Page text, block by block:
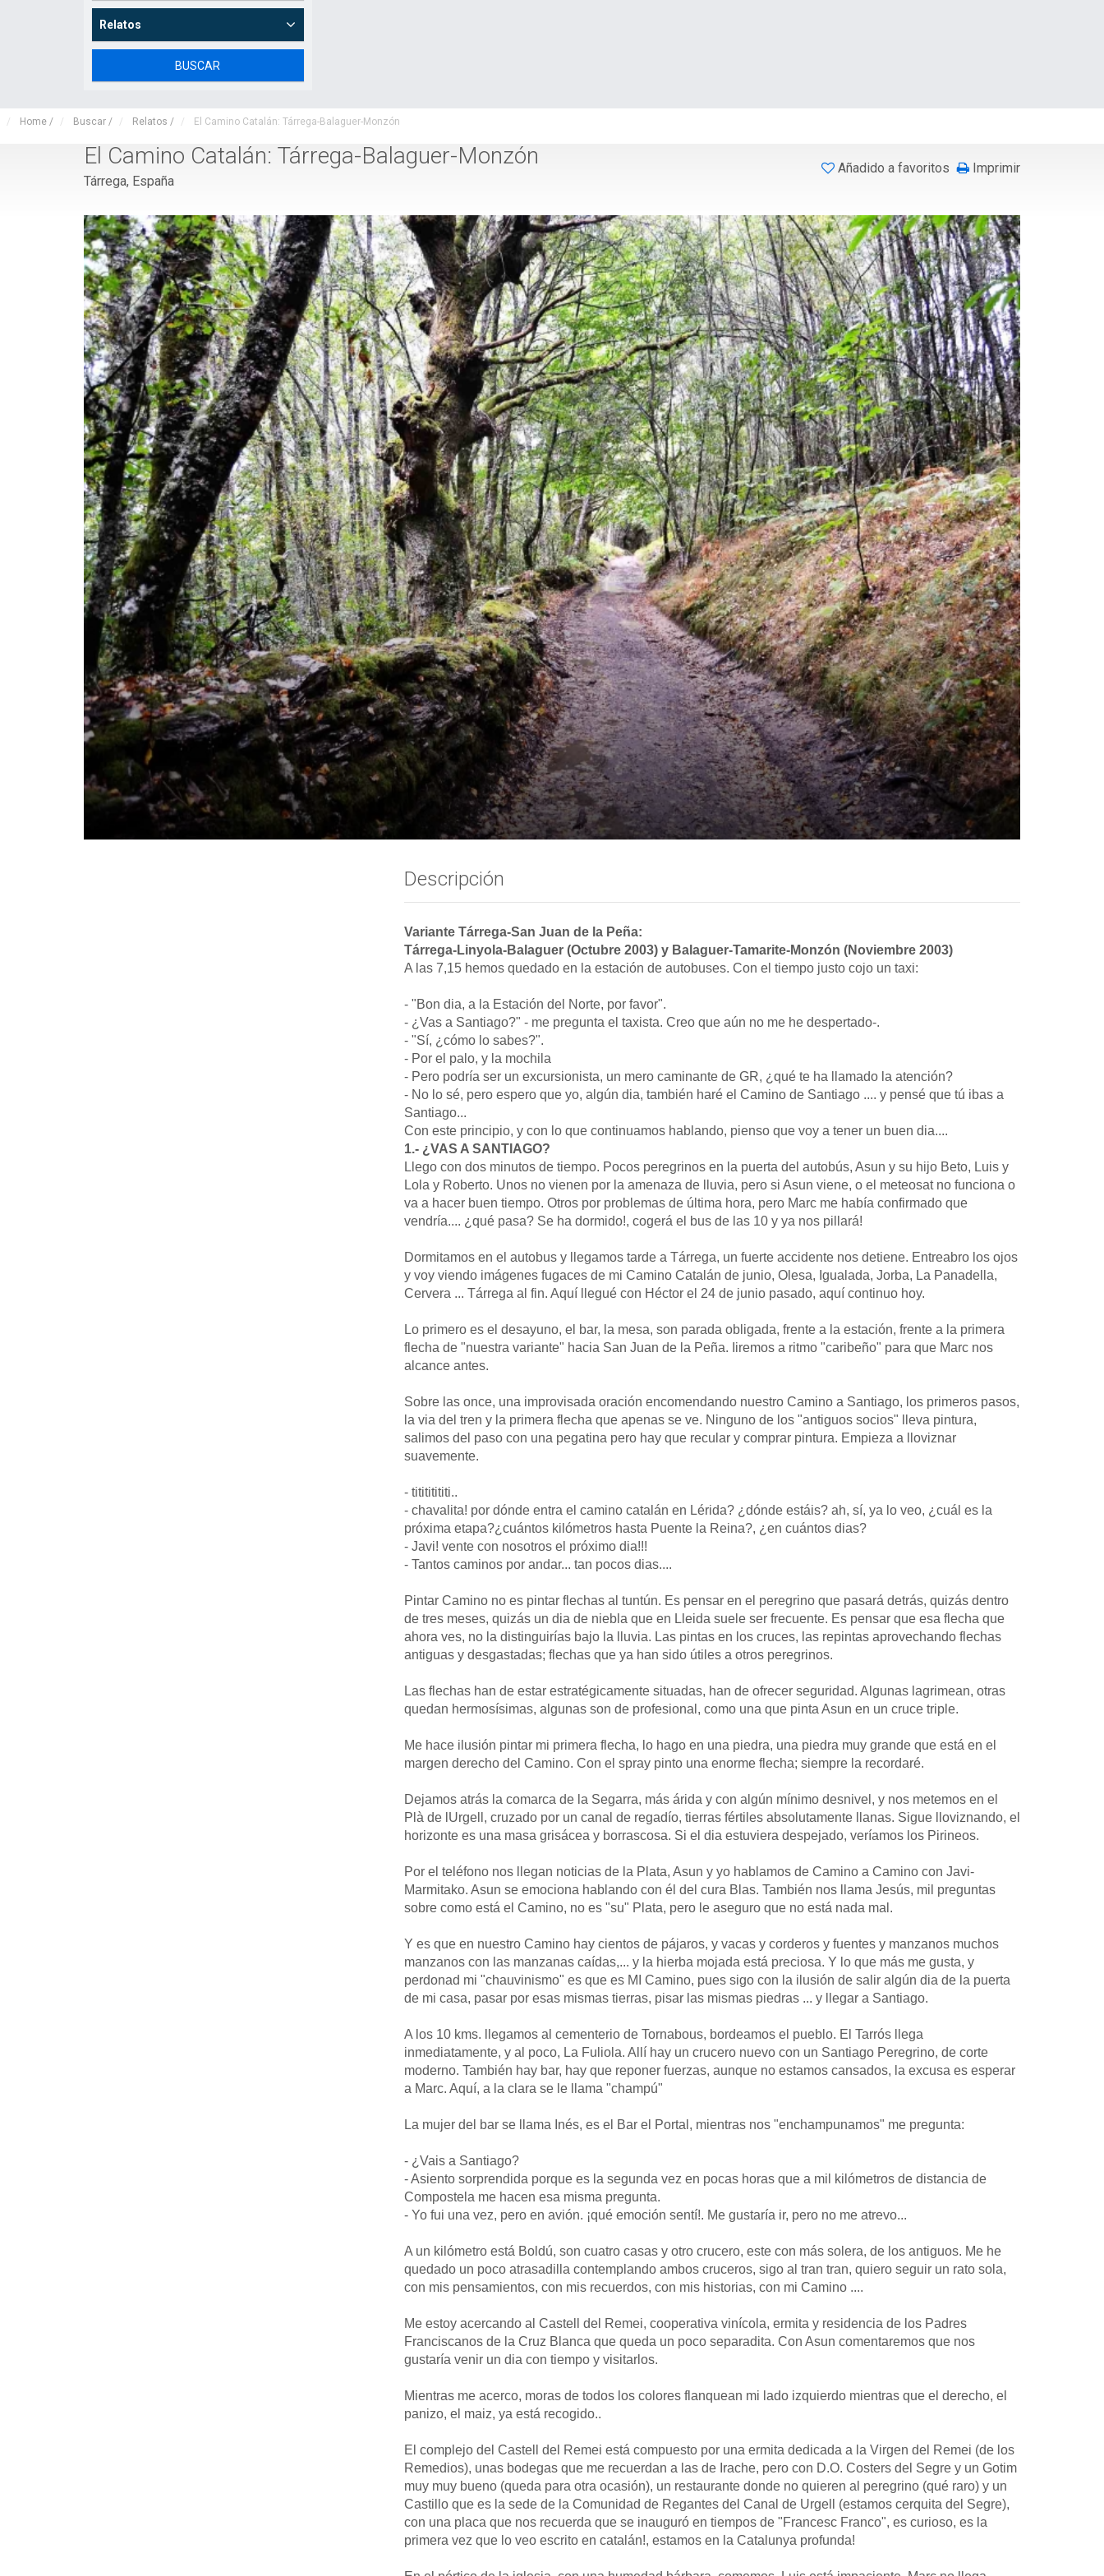
Home / Buscar / Relatos / El Camino Catalán: Tárrega-Balaguer-Monzón
Relatos
El Camino Catalán: Tárrega-Balaguer-Monzón
Tárrega, España
Añadido a favoritos Imprimir
Descripción
Variante Tárrega-San Juan de la Peña:
Tárrega-Linyola-Balaguer (Octubre 2003) y Balaguer-Tamarite-Monzón (Noviembre 2003)
A las 7,15 hemos quedado en la estación de autobuses. Con el tiempo justo cojo un taxi:
- "Bon dia, a la Estación del Norte, por favor".
- ¿Vas a Santiago?" - me pregunta el taxista. Creo que aún no me he despertado-.
- "Sí, ¿cómo lo sabes?".
- Por el palo, y la mochila
- Pero podría ser un excursionista, un mero caminante de GR, ¿qué te ha llamado la atención?
- No lo sé, pero espero que yo, algún dia, también haré el Camino de Santiago .... y pensé que tú ibas a
Santiago...
Con este principio, y con lo que continuamos hablando, pienso que voy a tener un buen dia....
1.- ¿VAS A SANTIAGO?
Llego con dos minutos de tiempo. Pocos peregrinos en la puerta del autobús, Asun y su hijo Beto, Luis y
Lola y Roberto. Unos no vienen por la amenaza de lluvia, pero si Asun viene, o el meteosat no funciona o
va a hacer buen tiempo. Otros por problemas de última hora, pero Marc me había confirmado que
vendría.... ¿qué pasa? Se ha dormido!, cogerá el bus de las 10 y ya nos pillará!
Dormitamos en el autobus y llegamos tarde a Tárrega, un fuerte accidente nos detiene. Entreabro los ojos
y voy viendo imágenes fugaces de mi Camino Catalán de junio, Olesa, Igualada, Jorba, La Panadella,
Cervera ... Tárrega al fin. Aquí llegué con Héctor el 24 de junio pasado, aquí continuo hoy.
Lo primero es el desayuno, el bar, la mesa, son parada obligada, frente a la estación, frente a la primera
flecha de "nuestra variante" hacia San Juan de la Peña. Iiremos a ritmo "caribeño" para que Marc nos
alcance antes.
Sobre las once, una improvisada oración encomendando nuestro Camino a Santiago, los primeros pasos,
la via del tren y la primera flecha que apenas se ve. Ninguno de los "antiguos socios" lleva pintura,
salimos del paso con una pegatina pero hay que recular y comprar pintura. Empieza a lloviznar
suavemente.
- titititititi..
- chavalita! por dónde entra el camino catalán en Lérida? ¿dónde estáis? ah, sí, ya lo veo, ¿cuál es la
próxima etapa?¿cuántos kilómetros hasta Puente la Reina?, ¿en cuántos dias?
- Javi! vente con nosotros el próximo dia!!!
- Tantos caminos por andar... tan pocos dias....
Pintar Camino no es pintar flechas al tuntún. Es pensar en el peregrino que pasará detrás, quizás dentro
de tres meses, quizás un dia de niebla que en Lleida suele ser frecuente. Es pensar que esa flecha que
ahora ves, no la distinguirías bajo la lluvia. Las pintas en los cruces, las repintas aprovechando flechas
antiguas y desgastadas; flechas que ya han sido útiles a otros peregrinos.
Las flechas han de estar estratégicamente situadas, han de ofrecer seguridad. Algunas lagrimean, otras
quedan hermosísimas, algunas son de profesional, como una que pinta Asun en un cruce triple.
Me hace ilusión pintar mi primera flecha, lo hago en una piedra, una piedra muy grande que está en el
margen derecho del Camino. Con el spray pinto una enorme flecha; siempre la recordaré.
Dejamos atrás la comarca de la Segarra, más árida y con algún mínimo desnivel, y nos metemos en el
Plà de lUrgell, cruzado por un canal de regadío, tierras fértiles absolutamente llanas. Sigue lloviznando, el
horizonte es una masa grisácea y borrascosa. Si el dia estuviera despejado, veríamos los Pirineos.
Por el teléfono nos llegan noticias de la Plata, Asun y yo hablamos de Camino a Camino con Javi-
Marmitako. Asun se emociona hablando con él del cura Blas. También nos llama Jesús, mil preguntas
sobre como está el Camino, no es "su" Plata, pero le aseguro que no está nada mal.
Y es que en nuestro Camino hay cientos de pájaros, y vacas y corderos y fuentes y manzanos muchos
manzanos con las manzanas caídas,... y la hierba mojada está preciosa. Y lo que más me gusta, y
perdonad mi "chauvinismo" es que es MI Camino, pues sigo con la ilusión de salir algún dia de la puerta
de mi casa, pasar por esas mismas tierras, pisar las mismas piedras ... y llegar a Santiago.
A los 10 kms. llegamos al cementerio de Tornabous, bordeamos el pueblo. El Tarrós llega
inmediatamente, y al poco, La Fuliola. Allí hay un crucero nuevo con un Santiago Peregrino, de corte
moderno. También hay bar, hay que reponer fuerzas, aunque no estamos cansados, la excusa es esperar
a Marc. Aquí, a la clara se le llama "champú"
La mujer del bar se llama Inés, es el Bar el Portal, mientras nos "enchampunamos" me pregunta:
- ¿Vais a Santiago?
- Asiento sorprendida porque es la segunda vez en pocas horas que a mil kilómetros de distancia de
Compostela me hacen esa misma pregunta.
- Yo fui una vez, pero en avión. ¡qué emoción sentí!. Me gustaría ir, pero no me atrevo...
A un kilómetro está Boldú, son cuatro casas y otro crucero, este con más solera, de los antiguos. Me he
quedado un poco atrasadilla contemplando ambos cruceros, sigo al tran tran, quiero seguir un rato sola,
con mis pensamientos, con mis recuerdos, con mis historias, con mi Camino ....
Me estoy acercando al Castell del Remei, cooperativa vinícola, ermita y residencia de los Padres
Franciscanos de la Cruz Blanca que queda un poco separadita. Con Asun comentaremos que nos
gustaría venir un dia con tiempo y visitarlos.
Mientras me acerco, moras de todos los colores flanquean mi lado izquierdo mientras que el derecho, el
panizo, el maiz, ya está recogido..
El complejo del Castell del Remei está compuesto por una ermita dedicada a la Virgen del Remei (de los
Remedios), unas bodegas que me recuerdan a las de Irache, pero con D.O. Costers del Segre y un Gotim
muy muy bueno (queda para otra ocasión), un restaurante donde no quieren al peregrino (qué raro) y un
Castillo que es la sede de la Comunidad de Regantes del Canal de Urgell (estamos cerquita del Segre),
con una placa que nos recuerda que se inauguró en tiempos de "Francesc Franco", es curioso, es la
primera vez que lo veo escrito en catalán!, estamos en la Catalunya profunda!